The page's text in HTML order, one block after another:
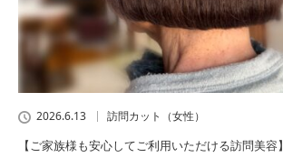
2026.6.13 訪問カット（女性）
【ご家族様も安心してご利用いただける訪問美容】